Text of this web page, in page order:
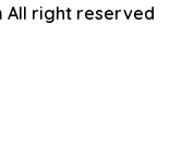
All right reserved